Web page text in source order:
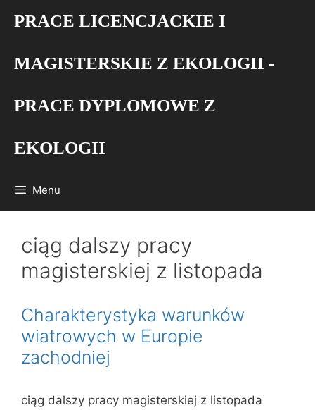
PRACE LICENCJACKIE I
MAGISTERSKIE Z EKOLOGII -
PRACE DYPLOMOWE Z
EKOLOGII
Menu
ciąg dalszy pracy
magisterskiej z listopada
Charakterystyka warunków
wiatrowych w Europie
zachodniej
ciąg dalszy pracy magisterskiej z listopada